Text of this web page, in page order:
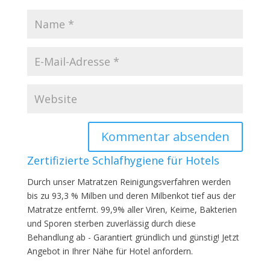
Zertifizierte Schlafhygiene für Hotels
Durch unser Matratzen Reinigungsverfahren werden
bis zu 93,3 % Milben und deren Milbenkot tief aus der
Matratze entfernt. 99,9% aller Viren, Keime, Bakterien
und Sporen sterben zuverlässig durch diese
Behandlung ab - Garantiert gründlich und günstig! Jetzt
Angebot in Ihrer Nähe für Hotel anfordern.